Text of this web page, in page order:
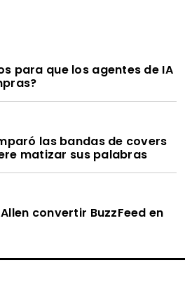
para que los agentes de IA
las bandas de covers
matizar sus palabras
convertir BuzzFeed en